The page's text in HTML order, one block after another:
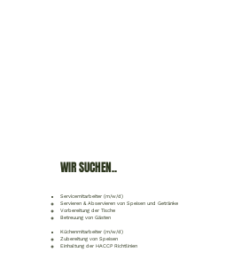
Servicemitarbeiter (m/w/d)
Servieren & Abservieren von Speisen und Getränke​
Vorbereitung der Tische
Betreuung von Gästen
Küchenmitarbeiter (m/w/d)
Zubereitung von Speisen​
Einhaltung der HACCP Richtlinien
WIR SUCHEN..